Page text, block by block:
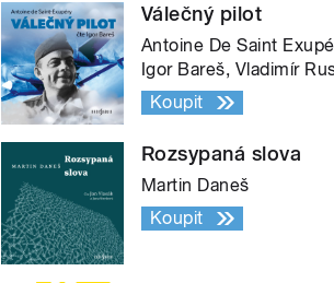
Válečný pilot
Antoine De Saint
Igor Bareš, Vladimír
Koupit
Rozsypaná slova
Martin Daneš
Koupit